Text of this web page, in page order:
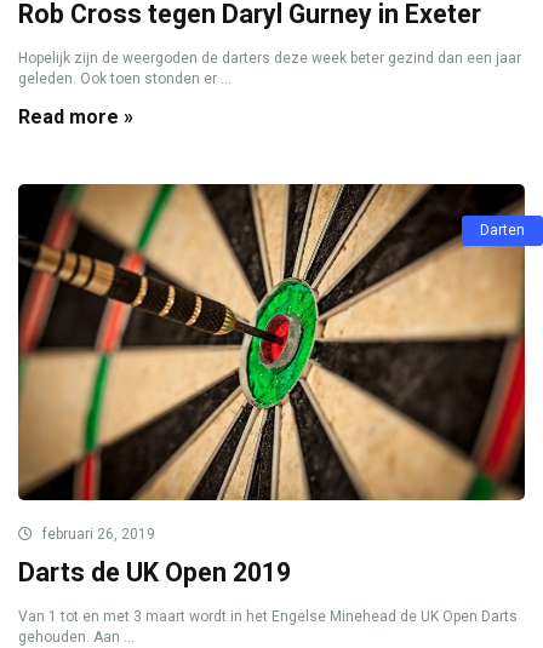
Rob Cross tegen Daryl Gurney in Exeter
Hopelijk zijn de weergoden de darters deze week beter gezind dan een jaar
geleden. Ook toen stonden er ...
Read more »
Darten
februari 26, 2019
Darts de UK Open 2019
Van 1 tot en met 3 maart wordt in het Engelse Minehead de UK Open Darts
gehouden. Aan ...